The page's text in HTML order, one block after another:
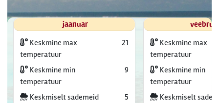
jaanuar
Keskmine max
temperatuur
21
Keskmine min
temperatuur
9
Keskmiselt sademeid
5
Keskmine max
temperatuur
Keskmine min
temperatuur
Keskmiselt